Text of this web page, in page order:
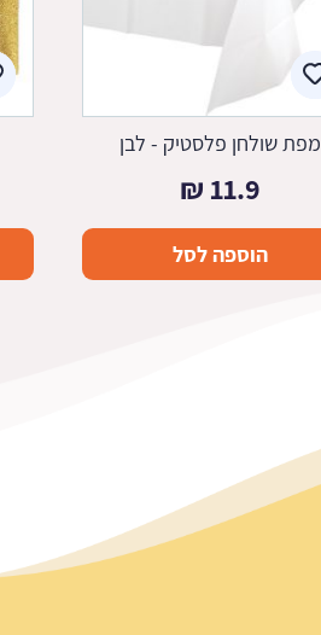
מפת שולחן פלסטיק - לבן
11.9
₪
הוספה לסל